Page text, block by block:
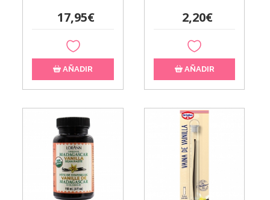
17,95€
AÑADIR
2,20€
AÑADIR